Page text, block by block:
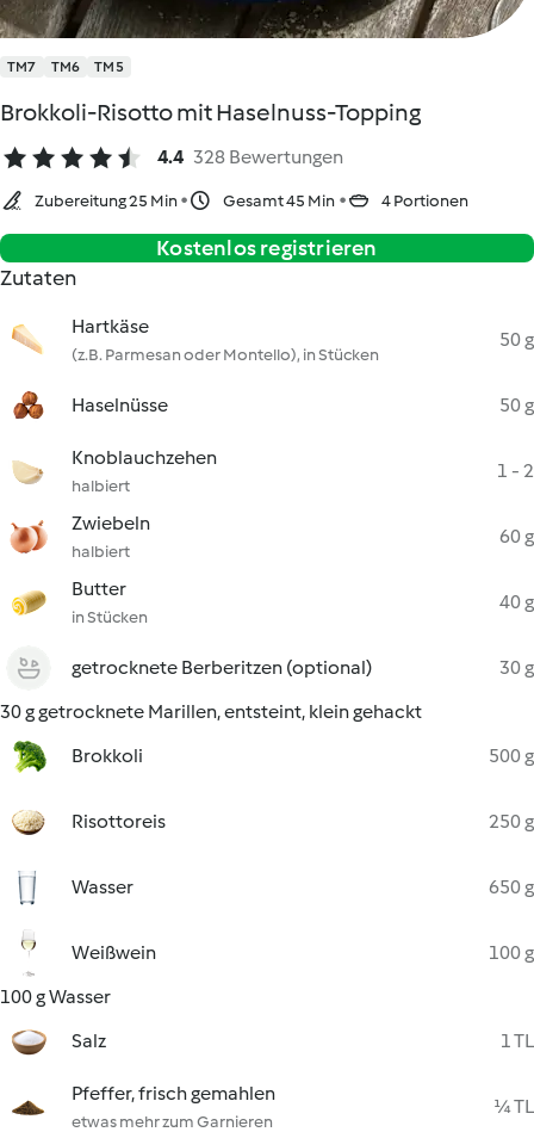
TM7 TM6 TM5
Brokkoli-Risotto mit Haselnuss-Topping
4.4 328 Bewertungen
Zubereitung 25 Min Gesamt 45 Min 4 Portionen
Kostenlos registrieren
Zutaten
Hartkäse
(z.B. Parmesan oder Montello), in Stücken
50 g
Haselnüsse 50 g
Knoblauchzehen
halbiert
1 - 2
Zwiebeln
halbiert
60 g
Butter
in Stücken
40 g
getrocknete Berberitzen (optional)
30 g
30 g getrocknete Marillen, entsteint, klein gehackt
Brokkoli
500 g
Risottoreis 250 g
Wasser 650 g
Weißwein
100 g
100 g Wasser
Salz
1 TL
Pfeffer, frisch gemahlen
etwas mehr zum Garnieren
¼ TL